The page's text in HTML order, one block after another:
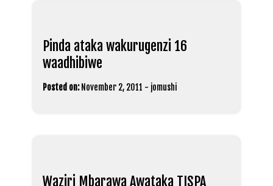
Pinda ataka wakurugenzi 16
waadhibiwe
Posted on: November 2, 2011 - jomushi
Waziri Mbarawa Awataka TISPA